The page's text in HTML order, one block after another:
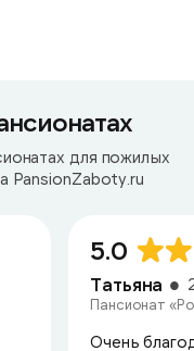
для пожилых
PansionZaboty.ru
5.0
Татьяна
Пансионат
Очень